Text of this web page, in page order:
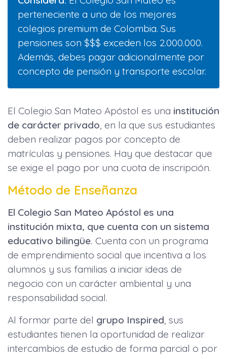
perteneciente a uno de los mejores
colegios premium de Colombia. Sus
pensiones son $$$ exceden los 2.000.000.
Además, debes pagar adicionalmente por
concepto de pensión y transporte escolar.
El Colegio San Mateo Apóstol es una institución
de carácter privado , en la que sus estudiantes
deben realizar pagos por concepto de
matrículas y pensiones. Hay que destacar que
se exige el pago por una cuota de inscripción.
Método de Enseñanza
El Colegio San Mateo Apóstol es una
institución mixta, que cuenta con un sistema
educativo bilingüe. Cuenta con un programa
de emprendimiento social que incentiva a los
alumnos y sus familias a iniciar ideas de
negocio con un carácter ambiental y una
responsabilidad social.
Al formar parte del grupo Inspired , sus
estudiantes tienen la oportunidad de realizar
intercambios de estudio de forma parcial o por